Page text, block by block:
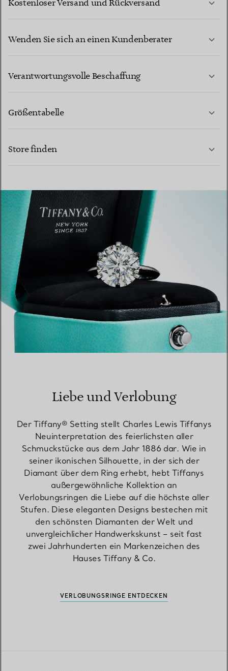
Kostenloser Versand und Rückversand
Wenden Sie sich an einen Kundenberater
Verantwortungsvolle Beschaffung
MEHR ERFAHREN
Größentabelle
Store finden
EINEN STORE IN IHRER NÄHE FINDEN
Liebe und Verlobung
Der Tiffany® Setting stellt Charles Lewis Tiffanys
Neuinterpretation des feierlichsten aller
Schmuckstücke aus dem Jahr 1886 dar. Wie in
seiner ikonischen Silhouette, in der sich der
Diamant über dem Ring erhebt, hebt Tiffanys
außergewöhnliche Kollektion an
Verlobungsringen die Liebe auf die höchste aller
Stufen. Diese eleganten Designs bestechen mit
den schönsten Diamanten der Welt und
unvergleichlicher Handwerkskunst – seit fast
zwei Jahrhunderten ein Markenzeichen des
Hauses Tiffany & Co.
VERLOBUNGSRINGE ENTDECKEN